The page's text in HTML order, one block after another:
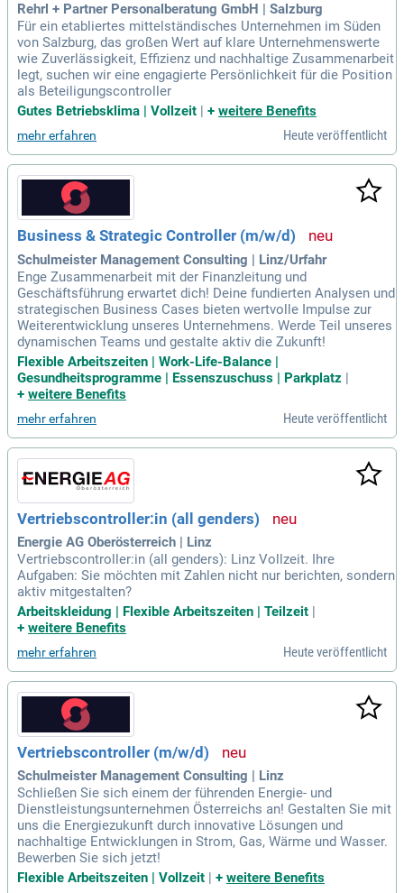
Rehrl + Partner Personalberatung GmbH | Salzburg
Für ein etabliertes mittelständisches Unternehmen im Süden
von Salzburg, das großen Wert auf klare Unternehmenswerte
wie Zuverlässigkeit, Effizienz und nachhaltige Zusammenarbeit
legt, suchen wir eine engagierte Persönlichkeit für die Position
als Beteiligungscontroller
Gutes Betriebsklima | Vollzeit
+ weitere Benefits
mehr erfahren Heute veröffentlicht
Business & Strategic Controller (m/w/d)
Schulmeister Management Consulting | Linz/Urfahr
Enge Zusammenarbeit mit der Finanzleitung und
Geschäftsführung erwartet dich! Deine fundierten Analysen und
strategischen Business Cases bieten wertvolle Impulse zur
Weiterentwicklung unseres Unternehmens. Werde Teil unseres
dynamischen Teams und gestalte aktiv die Zukunft!
Flexible Arbeitszeiten | Work-Life-Balance |
Gesundheitsprogramme | Essenszuschuss | Parkplatz |
+ weitere Benefits
mehr erfahren Heute veröffentlicht
Vertriebscontroller:in (all genders)
Energie AG Oberösterreich | Linz
Vertriebscontroller:in (all genders): Linz Vollzeit. Ihre
Aufgaben: Sie möchten mit Zahlen nicht nur berichten, sondern
aktiv mitgestalten?
Arbeitskleidung | Flexible Arbeitszeiten | Teilzeit |
+ weitere Benefits
mehr erfahren Heute veröffentlicht
Vertriebscontroller (m/w/d)
Schulmeister Management Consulting | Linz
Schließen Sie sich einem der führenden Energie- und
Dienstleistungsunternehmen Österreichs an! Gestalten Sie mit
uns die Energiezukunft durch innovative Lösungen und
nachhaltige Entwicklungen in Strom, Gas, Wärme und Wasser.
Bewerben Sie sich jetzt!
Flexible Arbeitszeiten | Vollzeit
+ weitere Benefits